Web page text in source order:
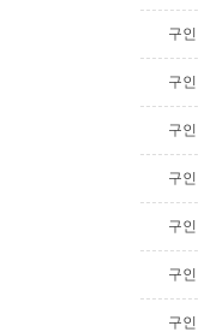
구인
구인
구인
구인
구인
구인
구인